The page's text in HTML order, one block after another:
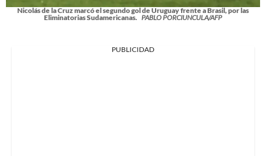
Nicolás de la Cruz marcó el segundo gol de Uruguay frente a Brasil, por las
Eliminatorias Sudamericanas. PABLO PORCIUNCULA/AFP
PUBLICIDAD